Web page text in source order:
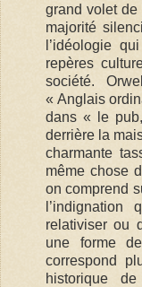
grand volet de
majorité
l’idéologie
repères
société.
« Anglais
dans « le
derrière la
charmante
même chose
on comprend
relativiser ou
une forme
correspond
historique